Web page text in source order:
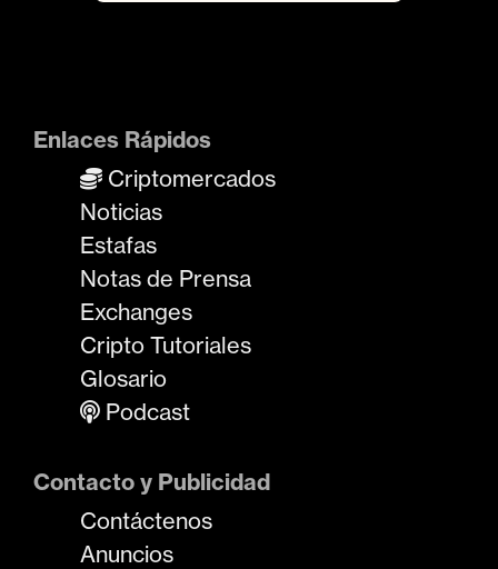
Enlaces Rápidos
Criptomercados
Noticias
Estafas
Notas de Prensa
Exchanges
Cripto Tutoriales
Glosario
Podcast
Contacto y Publicidad
Contáctenos
Anuncios